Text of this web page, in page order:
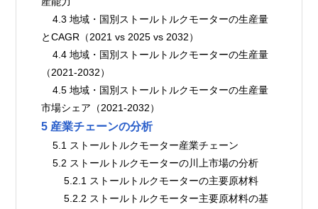
    4.3 地域・国別ストールトルクモーターの生産量
とCAGR（2021 vs 2025 vs 2032）
    4.4 地域・国別ストールトルクモーターの生産量
（2021-2032）
    4.5 地域・国別ストールトルクモーターの生産量
市場シェア（2021-2032）
5 産業チェーンの分析
    5.1 ストールトルクモーター産業チェーン
    5.2 ストールトルクモーターの川上市場の分析
        5.2.1 ストールトルクモーターの主要原材料
        5.2.2 ストールトルクモーター主要原材料の基